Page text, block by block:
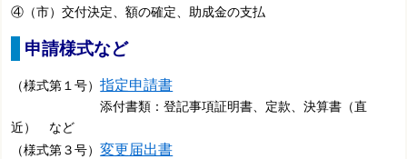
④（市）交付決定、額の確定、助成金の支払
申請様式など
（様式第１号）指定申請書
添付書類：登記事項証明書、定款、決算書（直
近） など
（様式第３号）変更届出書